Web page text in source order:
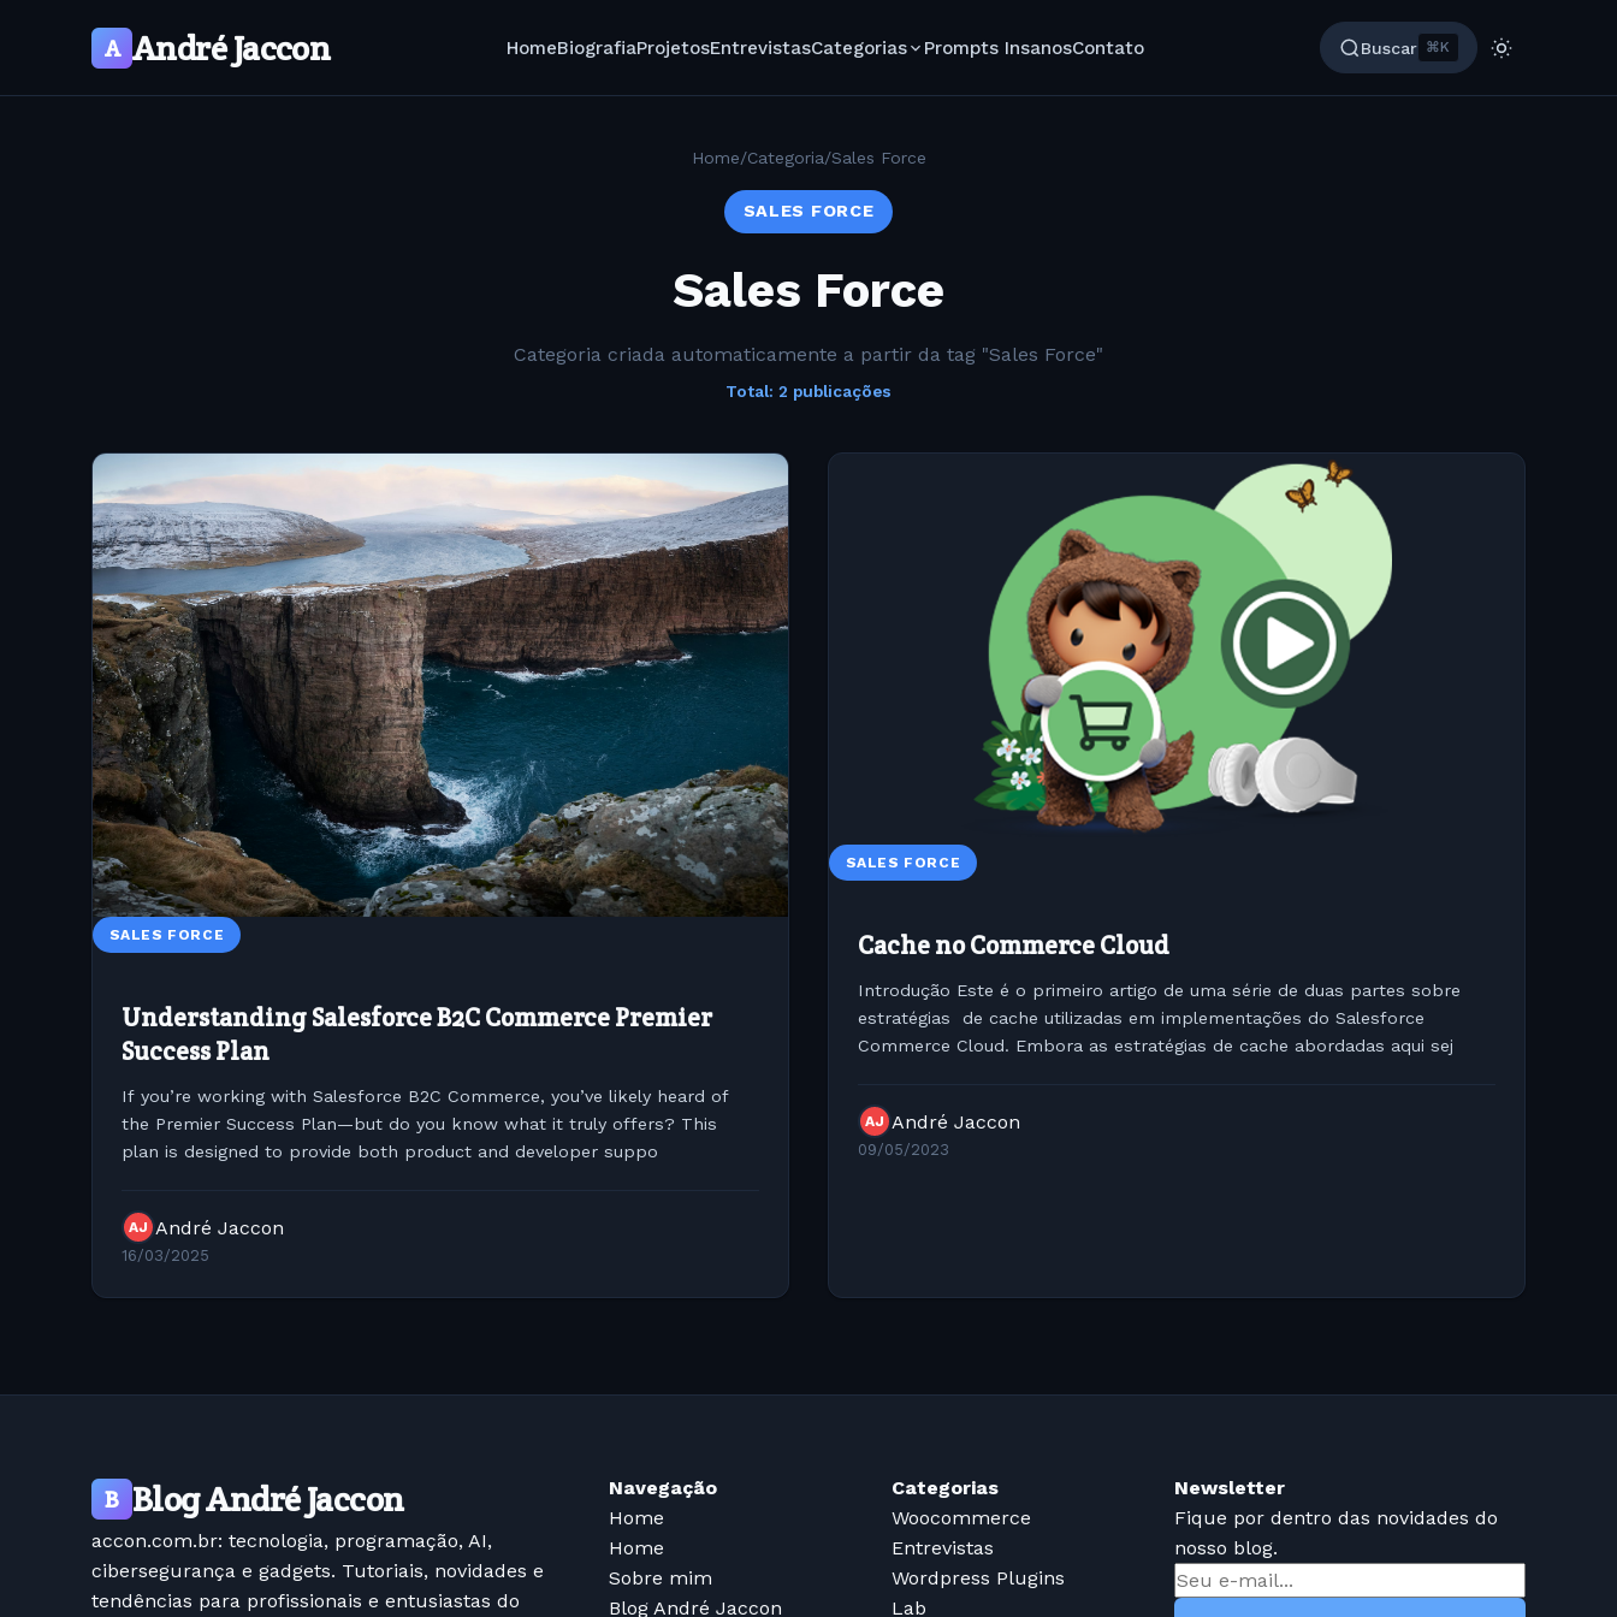
A André Jaccon HomeBiografiaProjetosEntrevistasCategorias Prompts InsanosContato Buscar ⌘K
Home/Categoria/Sales Force
SALES FORCE
Sales Force
Categoria criada automaticamente a partir da tag "Sales Force"
Total: 2 publicações
SALES FORCE
Understanding Salesforce B2C Commerce Premier
Success Plan
If you’re working with Salesforce B2C Commerce, you’ve likely heard of
the Premier Success Plan—but do you know what it truly offers? This
plan is designed to provide both product and developer suppo
AJ André Jaccon
16/03/2025
SALES FORCE
Cache no Commerce Cloud
Introdução Este é o primeiro artigo de uma série de duas partes sobre
estratégias de cache utilizadas em implementações do Salesforce
Commerce Cloud. Embora as estratégias de cache abordadas aqui sej
AJ André Jaccon
09/05/2023
B Blog André Jaccon
accon.com.br: tecnologia, programação, AI,
cibersegurança e gadgets. Tutoriais, novidades e
tendências para profissionais e entusiastas do
Navegação
Home
Home
Sobre mim
Blog André Jaccon
Categorias
Woocommerce
Entrevistas
Wordpress Plugins
Lab
Newsletter
Fique por dentro das novidades do
nosso blog.